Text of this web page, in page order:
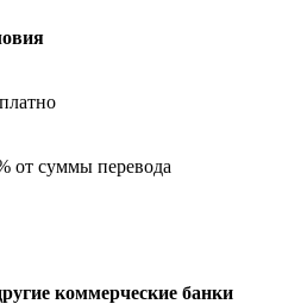
от суммы перевода
коммерческие банки